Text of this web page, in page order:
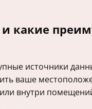
какие
источники
ваше
внутри